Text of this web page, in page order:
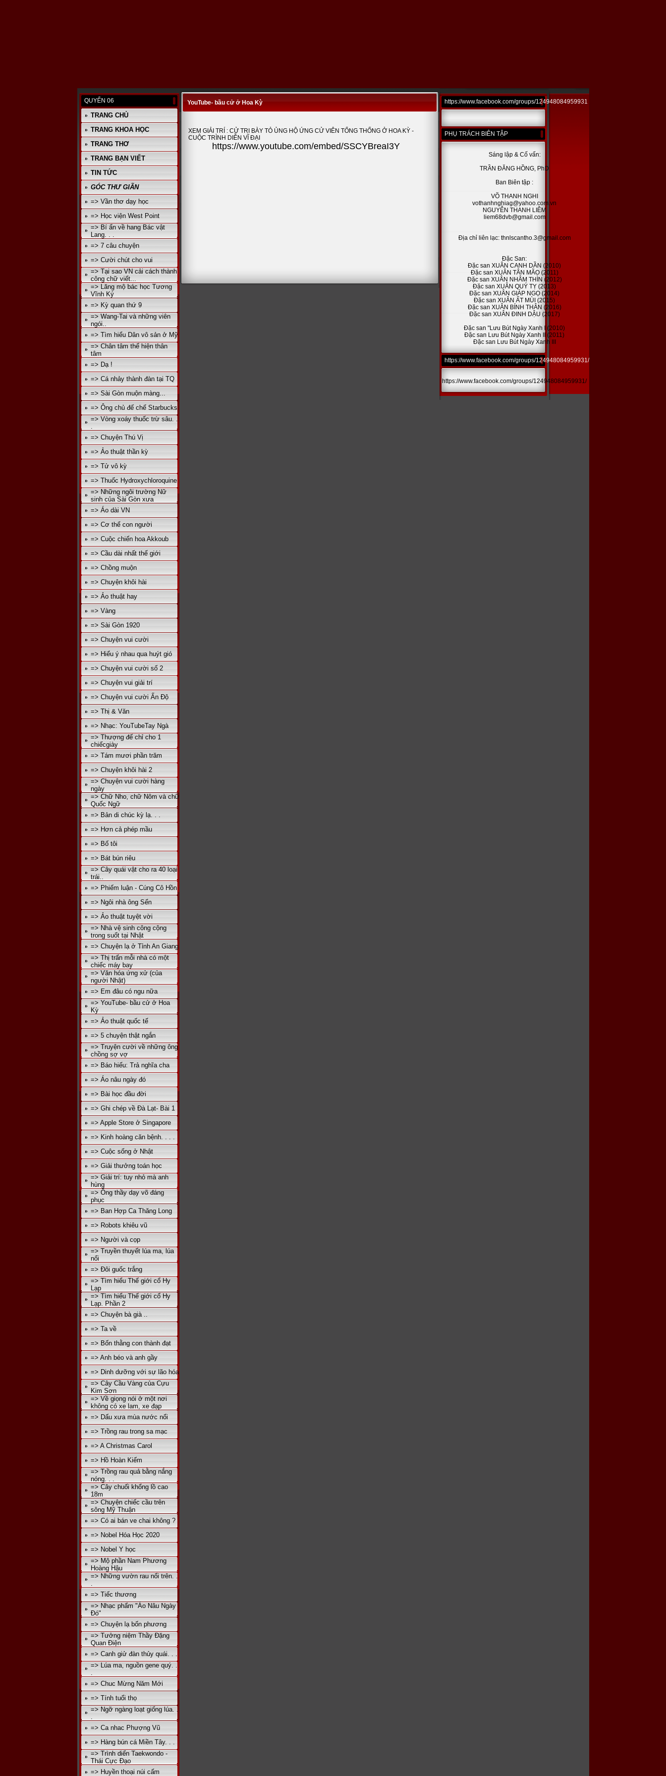
QUYỂN 06
TRANG CHỦ
TRANG KHOA HỌC
TRANG THƠ
TRANG BẠN VIẾT
TIN TỨC
GÓC THƯ GIÃN
=> Vần thơ dạy học
=> Học viện West Point
=> Bí ẩn về hang Bác vật
Lang. . .
=> 7 câu chuyện
=> Cười chút cho vui
=> Tại sao VN cải cách thành
công chữ viết...
=> Lăng mộ bác học Tương
Vĩnh Ký
=> Kỳ quan thứ 9
=> Wang-Tai và những viên
ngói..
=> Tìm hiểu Dân vô sản ở Mỹ
=> Chân tâm thể hiện thân
tâm
=> Dạ !
=> Cá nhảy thành đàn tại TQ
=> Sài Gòn muộn màng...
=> Ông chủ đế chế Starbucks
=> Vòng xoáy thuốc trừ sâu. .
.
=> Chuyện Thú Vị
=> Ảo thuật thần kỳ
=> Tử vô kỳ
=> Thuốc Hydroxychloroquine
=> Những ngôi trường Nữ
sinh của Sài Gòn xưa
=> Áo dài VN
=> Cơ thể con người
=> Cuộc chiến hoa Akkoub
=> Cầu dài nhất thế giới
=> Chồng muộn
=> Chuyện khôi hài
=> Ảo thuật hay
=> Vàng
=> Sài Gòn 1920
=> Chuyện vui cười
=> Hiểu ý nhau qua huýt gió
=> Chuyện vui cười số 2
=> Chuyện vui giải trí
=> Chuyện vui cười Ấn Độ
=> Thị & Văn
=> Nhạc: YouTubeTay Ngà
=> Thượng đế chỉ cho 1
chiếcgiày
=> Tám mươi phần trăm
=> Chuyện khôi hài 2
=> Chuyện vui cười hàng
ngày
=> Chữ Nho, chữ Nôm và chữ
Quốc Ngữ
=> Bản di chúc kỳ lạ. . .
=> Hơn cả phép mầu
=> Bố tôi
=> Bát bún riêu
=> Cây quái vật cho ra 40 loại
trái..
=> Phiếm luận - Cúng Cô Hồn
=> Ngôi nhà ông Sển
=> Ảo thuật tuyệt vời
=> Nhà vệ sinh công cộng
trong suốt tại Nhật
=> Chuyện lạ ở Tỉnh An Giang
=> Thị trấn mỗi nhà có một
chiếc máy bay
=> Văn hóa ứng xử (của
người Nhật)
=> Em đâu có ngu nữa
=> YouTube- bầu cử ở Hoa
Kỳ
=> Ảo thuật quốc tế
=> 5 chuyện thật ngắn
=> Truyện cười về những ông
chồng sợ vợ
=> Báo hiếu: Trả nghĩa cha
=> Áo nâu ngày đó
=> Bài học đầu đời
=> Ghi chép về Đà Lạt- Bài 1
=> Apple Store ở Singapore
=> Kinh hoàng căn bệnh. . . .
=> Cuộc sống ở Nhật
=> Giải thưởng toán học
=> Giải trí: tuy nhỏ mà anh
hùng
=> Ông thầy dạy võ đáng
phục
=> Ban Hợp Ca Thăng Long
=> Robots khiêu vũ
=> Người và cọp
=> Truyền thuyết lúa ma, lúa
nổi
=> Đôi guốc trắng
=> Tìm hiểu Thế giới cổ Hy
Lạp
=> Tìm hiểu Thế giới cổ Hy
Lạp. Phần 2
=> Chuyện bà già ..
=> Ta về
=> Bốn thằng con thành đạt
=> Anh béo và anh gầy
=> Dinh dưỡng với sự lão hóa
=> Cây Cầu Vàng của Cựu
Kim Sơn
=> Về giọng nói ở một nơi
không có xe lam, xe đạp
=> Dấu xưa mùa nước nổi
=> Trồng rau trong sa mạc
=> A Christmas Carol
=> Hồ Hoàn Kiếm
=> Trồng rau quả bằng nắng
nóng. . .
=> Cây chuối khổng lồ cao
18m
=> Chuyện chiếc cầu trên
sông Mỹ Thuận
=> Có ai bán ve chai không ?
=> Nobel Hóa Học 2020
=> Nobel Y học
=> Mộ phần Nam Phương
Hoàng Hậu
=> Những vườn rau nổi trên. .
.
=> Tiếc thương
=> Nhạc phẩm "Áo Nâu Ngày
Đó"
=> Chuyện lạ bốn phương
=> Tưởng niệm Thầy Đặng
Quan Điện
=> Canh giử đàn thủy quái. . .
=> Lúa ma, nguồn gene quý. .
.
=> Chuc Mừng Năm Mới
=> Tính tuổi thọ
=> Ngỡ ngàng loạt giống lúa. .
.
=> Ca nhac Phượng Vũ
=> Hàng bún cá Miền Tây. . .
=> Trình diển Taekwondo -
Thái Cực Đạo
=> Huyền thoại núi cấm
YouTube- bầu cử ở Hoa Kỳ
XEM GIẢI TRÍ : CỬ TRI BÀY TỎ ỦNG HỘ ỨNG CỬ VIÊN TỔNG THỐNG Ở HOA KỲ -
CUỘC TRÌNH DIỄN VĨ ĐẠI
https://www.youtube.com/embed/SSCYBreaI3Y
https://www.facebook.com/groups/124948084959931
PHỤ TRÁCH BIÊN TẬP
Sáng lập & Cố vấn:
TRẦN ĐĂNG HỒNG, PhD
Ban Biên tập :
VÕ THANH NGHI
vothanhnghiag@yahoo.com.vn
NGUYỄN THANH LIÊM
liem68dvb@gmail.com
Địa chỉ liên lạc: thnlscantho.3@gmail.com
Đặc San:
Đặc san XUÂN CANH DẦN (2010)
Đặc san XUÂN TÂN MÃO (2011)
Đặc san XUÂN NHÂM THÌN (2012)
Đặc san XUÂN QUÝ TỴ (2013)
Đặc san XUÂN GIÁP NGỌ (2014)
Đặc san XUÂN ẤT MÙI (2015)
Đặc san XUÂN BÍNH THÂN (2016)
Đặc san XUÂN ĐINH DẬU (2017)
Đặc san "Lưu Bút Ngày Xanh I (2010)
Đặc san Lưu Bút Ngày Xanh II (2011)
Đặc san Lưu Bút Ngày Xanh III
https://www.facebook.com/groups/124948084959931/
https://www.facebook.com/groups/124948084959931/